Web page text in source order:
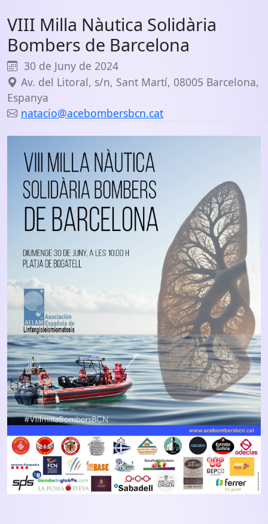
VIII Milla Nàutica Solidària
Bombers de Barcelona
30 de Juny de 2024
Av. del Litoral, s/n, Sant Martí, 08005 Barcelona,
Espanya
natacio@acebombersbcn.cat